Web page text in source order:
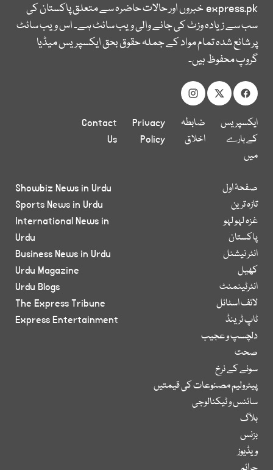
express.pkخبروں اور حالات حاضرہ سے متعلق پاکستان کی
سب سے زیادہ وزٹ کی جانے والی ویب سائٹ ہے۔ اس ویب سائٹ
پر شائع شدہ تمام مواد کے جملہ حقوق بحق ایکسپریس میڈیا
گروپ محفوظ ہیں۔
ایکسپریس
کے بارے
میں
ضابطہ
اخلاق
Privacy
Policy
Contact
Us
صفحۂ اول
تازہ ترین
غزہ لہو لہو
پاکستان
انٹر نیشنل
کھیل
انٹرٹینمنٹ
لائف اسٹائل
ٹاپ ٹرینڈ
دلچسپ و عجیب
صحت
سونے کے نرخ
پیٹرولیم مصنوعات کی قیمتیں
سائنس و ٹیکنالوجی
بلاگ
بزنس
ویڈیوز
Showbiz News in Urdu
Sports News in Urdu
International News in
Urdu
Business News in Urdu
Urdu Magazine
Urdu Blogs
The Express Tribune
Express Entertainment